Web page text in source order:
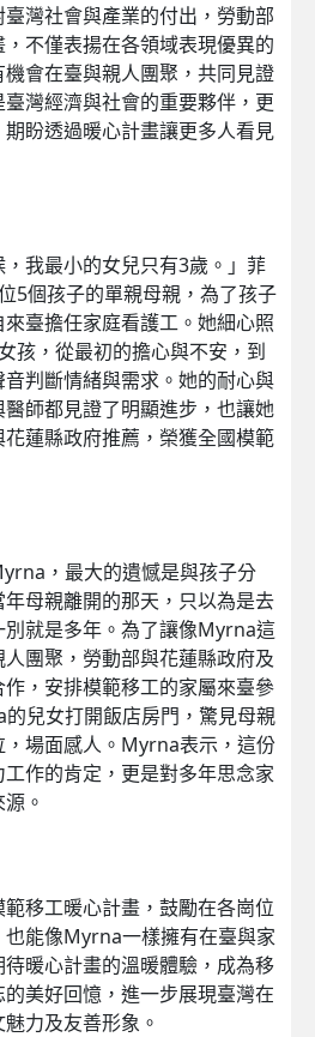
灣社會與產業的付出，勞動部
不僅表揚在各領域表現優異的
會在臺與親人團聚，共同見證
灣經濟與社會的重要夥伴，更
盼透過暖心計畫讓更多人看見
我最小的女兒只有3歲。」菲
5個孩子的單親母親，為了孩子
臺擔任家庭看護工。她細心照
孩，從最初的擔心與不安，到
判斷情緒與需求。她的耐心與
師都見證了明顯進步，也讓她
蓮縣政府推薦，榮獲全國模範
，最大的遺憾是與孩子分
母親離開的那天，只以為是去
別就是多年。為了讓像Myrna這
團聚，勞動部與花蓮縣政府及
，安排模範移工的家屬來臺參
兒女打開飯店房門，驚見母親
場面感人。Myrna表示，這份
作的肯定，更是對多年思念家
。
移工暖心計畫，鼓勵在各崗位
能像Myrna一樣擁有在臺與家
暖心計畫的溫暖體驗，成為移
美好回憶，進一步展現臺灣在
力及友善形象。